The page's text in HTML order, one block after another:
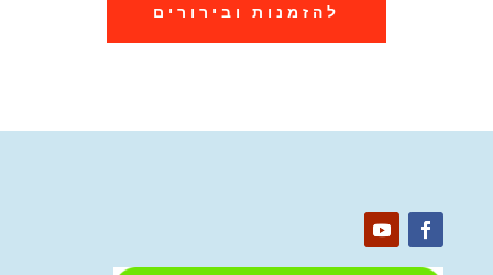
להזמנות ובירורים